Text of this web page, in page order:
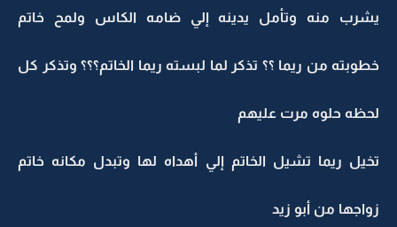
يشرب منه وتأمل يدينه إلي ضامه الكاس ولمح خاتم
خطوبته من ريما ؟؟ تذكر لما لبسته ريما الخاتم؟؟؟ وتذكر كل
لحظه حلوه مرت عليهم
تخيل ريما تشيل الخاتم إلي أهداه لها وتبدل مكانه خاتم
زواجها من أبو زيد